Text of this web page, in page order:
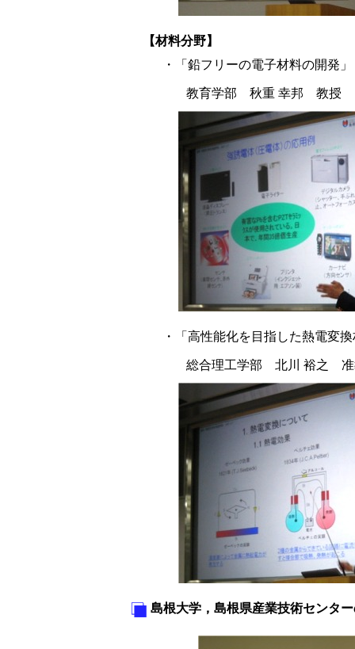
【材料分野】
・「鉛フリーの電子材料の開発」
教育学部 秋重 幸邦 教授
・「高性能化を目指した熱電変
総合理工学部 北川 裕之 准
島根大学，島根県産業技術センタ